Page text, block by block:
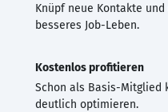
Knüpf neue Kontakte
besseres Job-Leben.
Kostenlos profitieren
Schon als Basis-Mitglied
deutlich optimieren.